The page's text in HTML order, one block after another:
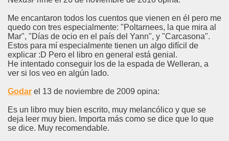
Me encantaron todos los cuentos que vienen en él pero me
quedo con tres especialmente: "Poltarnees, la que mira al
Mar", "Días de ocio en el país del Yann", y "Carcasona".
Estos para mí especialmente tienen un algo difícil de
explicar :D Pero el libro en general está genial.
He intentado conseguir los de la espada de Welleran, a
ver si los veo en algún lado.
Godar el 13 de noviembre de 2009 opina:
Es un libro muy bien escrito, muy melancólico y que se
deja leer muy bien. Importa más como se dice que lo que
se dice. Muy recomendable.